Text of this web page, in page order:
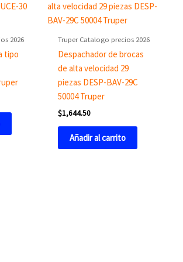
2026
tipo
Truper Catalogo precios 2026
Despachador de brocas
de alta velocidad 29
piezas DESP-BAV-29C
50004 Truper
$1,644.50
Añadir al carrito